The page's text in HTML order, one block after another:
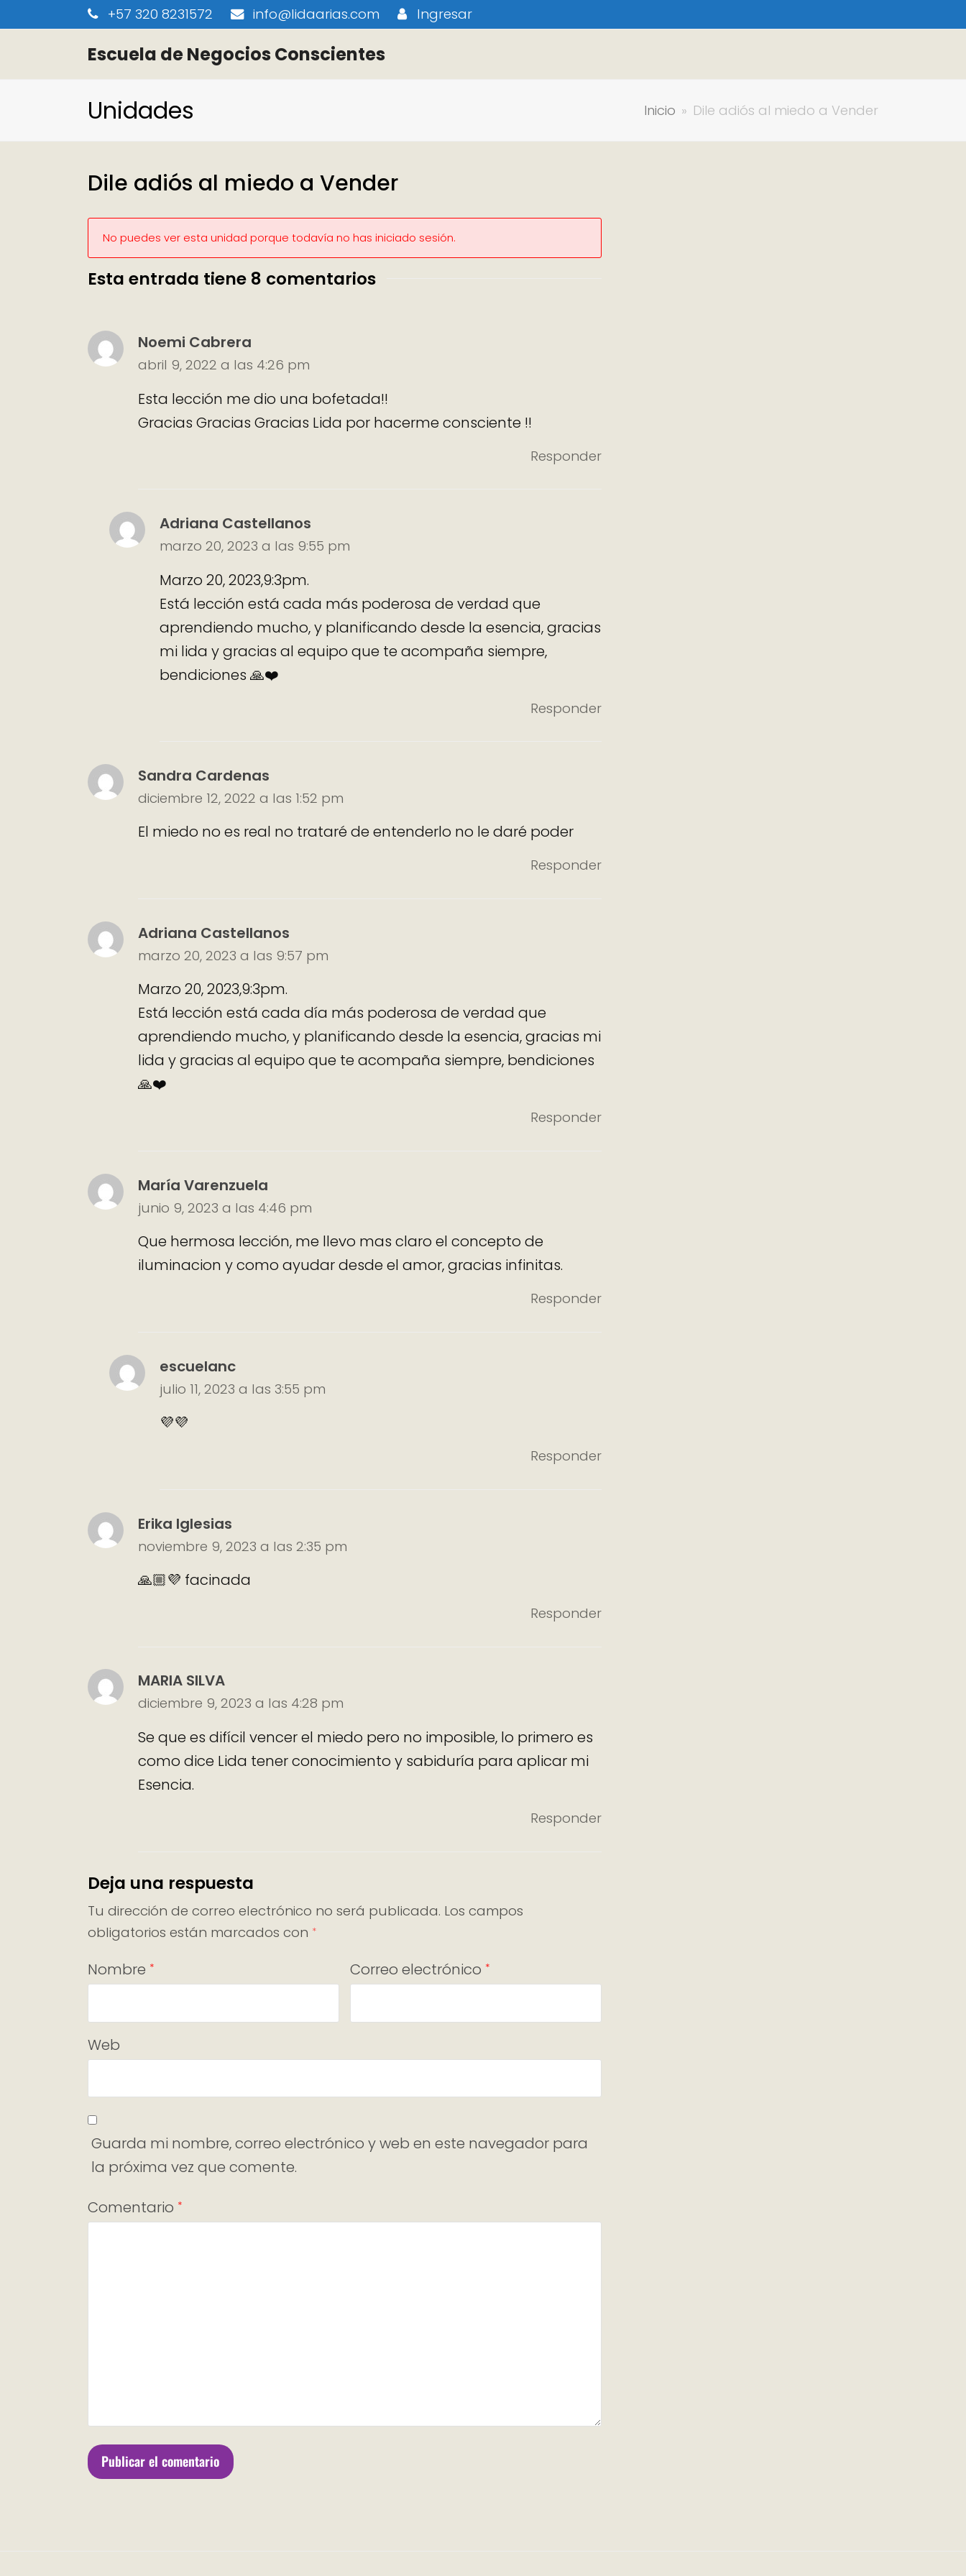
+57 320 8231572 info@lidaarias.com Ingresar
Escuela de Negocios Conscientes
Unidades Inicio » Dile adiós al miedo a Vender
Dile adiós al miedo a Vender
No puedes ver esta unidad porque todavía no has iniciado sesión.
Esta entrada tiene 8 comentarios
Noemi Cabrera
abril 9, 2022 a las 4:26 pm
Esta lección me dio una bofetada!!
Gracias Gracias Gracias Lida por hacerme consciente !!
Responder
Adriana Castellanos
marzo 20, 2023 a las 9:55 pm
Marzo 20, 2023,9:3pm.
Está lección está cada más poderosa de verdad que
aprendiendo mucho, y planificando desde la esencia, gracias
mi lida y gracias al equipo que te acompaña siempre,
bendiciones 🙏❤️
Responder
Sandra Cardenas
diciembre 12, 2022 a las 1:52 pm
El miedo no es real no trataré de entenderlo no le daré poder
Responder
Adriana Castellanos
marzo 20, 2023 a las 9:57 pm
Marzo 20, 2023,9:3pm.
Está lección está cada día más poderosa de verdad que
aprendiendo mucho, y planificando desde la esencia, gracias mi
lida y gracias al equipo que te acompaña siempre, bendiciones
🙏❤️
Responder
María Varenzuela
junio 9, 2023 a las 4:46 pm
Que hermosa lección, me llevo mas claro el concepto de
iluminacion y como ayudar desde el amor, gracias infinitas.
Responder
escuelanc
julio 11, 2023 a las 3:55 pm
💜💜
Responder
Erika Iglesias
noviembre 9, 2023 a las 2:35 pm
🙏🏼💜 facinada
Responder
MARIA SILVA
diciembre 9, 2023 a las 4:28 pm
Se que es difícil vencer el miedo pero no imposible, lo primero es
como dice Lida tener conocimiento y sabiduría para aplicar mi
Esencia.
Responder
Deja una respuesta
Tu dirección de correo electrónico no será publicada. Los campos
obligatorios están marcados con *
Nombre * Correo electrónico *
Web
Guarda mi nombre, correo electrónico y web en este navegador para
la próxima vez que comente.
Comentario *